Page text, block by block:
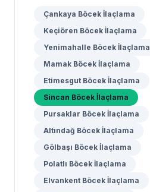
Çankaya Böcek İlaçlama
Keçiören Böcek İlaçlama
Yenimahalle Böcek İlaçlama
Mamak Böcek İlaçlama
Etimesgut Böcek İlaçlama
Sincan Böcek İlaçlama
Pursaklar Böcek İlaçlama
Altındağ Böcek İlaçlama
Gölbaşı Böcek İlaçlama
Polatlı Böcek İlaçlama
Elvankent Böcek İlaçlama